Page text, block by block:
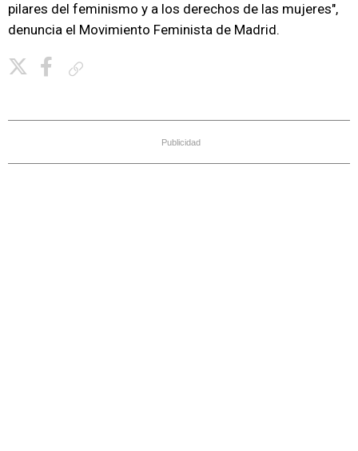
pilares del feminismo y a los derechos de las mujeres",
denuncia el Movimiento Feminista de Madrid.
Publicidad